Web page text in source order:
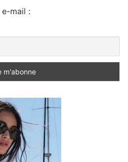
e-mail :